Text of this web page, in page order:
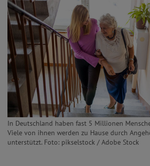
In Deutschland haben fast 5 Millionen
Viele von ihnen werden zu Hause durch
unterstützt. Foto: pikselstock / Adobe Stock